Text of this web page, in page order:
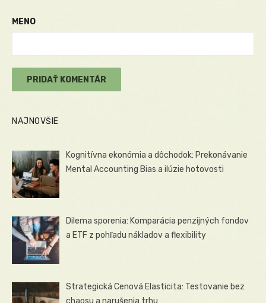
MENO
NAJNOVŠIE
Kognitívna ekonómia a dôchodok: Prekonávanie
Mental Accounting Bias a ilúzie hotovosti
Dilema sporenia: Komparácia penzijných fondov
a ETF z pohľadu nákladov a flexibility
Strategická Cenová Elasticita: Testovanie bez
chaosu a narušenia trhu